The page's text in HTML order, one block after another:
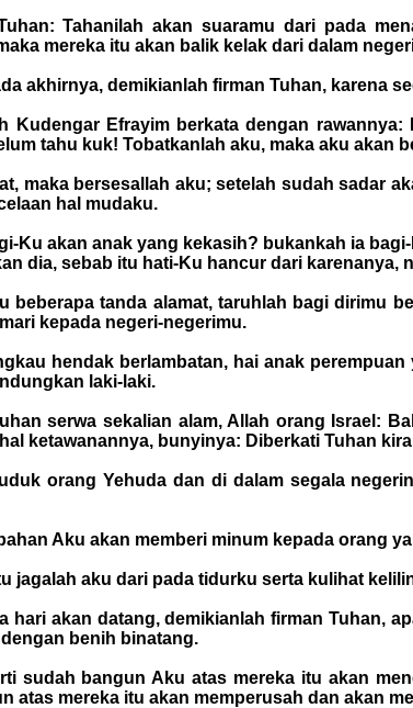
Tahanilah akan suaramu dari pada
mereka itu akan balik kelak dari dalam
akhirnya, demikianlah firman Tuhan, karena
Kudengar Efrayim berkata dengan
tahu kuk! Tobatkanlah aku, maka aku akan
maka bersesallah aku; setelah sudah sadar
hal mudaku.
Ku akan anak yang kekasih? bukankah ia
dia, sebab itu hati-Ku hancur dari
beberapa tanda alamat, taruhlah bagi dirimu
kepada negeri-negerimu.
hendak berlambatan, hai anak
laki-laki.
serwa sekalian alam, Allah orang Israel:
ketawanannya, bunyinya: Diberkati Tuhan
orang Yehuda dan di dalam segala
Aku akan memberi minum kepada orang
jagalah aku dari pada tidurku serta kulihat
hari akan datang, demikianlah firman Tuhan,
benih binatang.
sudah bangun Aku atas mereka itu akan
atas mereka itu akan memperusah dan akan